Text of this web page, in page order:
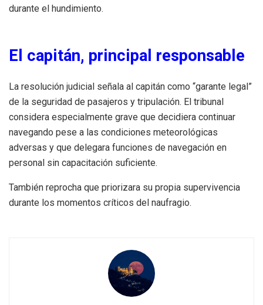
durante el hundimiento.
El capitán, principal responsable
La resolución judicial señala al capitán como “garante legal”
de la seguridad de pasajeros y tripulación. El tribunal
considera especialmente grave que decidiera continuar
navegando pese a las condiciones meteorológicas
adversas y que delegara funciones de navegación en
personal sin capacitación suficiente.
También reprocha que priorizara su propia supervivencia
durante los momentos críticos del naufragio.